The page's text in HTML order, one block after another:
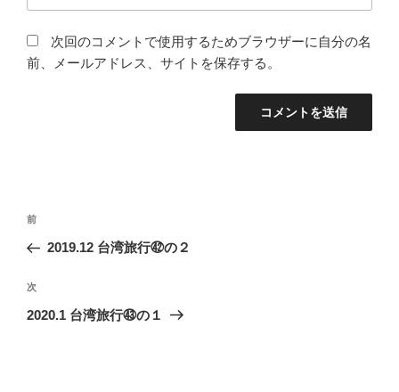
次回のコメントで使用するためブラウザーに自分の名
前、メールアドレス、サイトを保存する。
投
ナ
ビ
ゲ
前
の
稿
前
2019.12 台湾旅行㊷の２
次
の
次
2020.1 台湾旅行㊸の１